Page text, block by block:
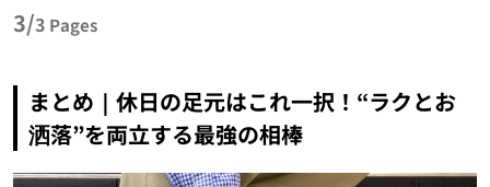
3/3 Pages
まとめ｜休日の足元はこれ一択！“ラクとお
洒落”を両立する最強の相棒